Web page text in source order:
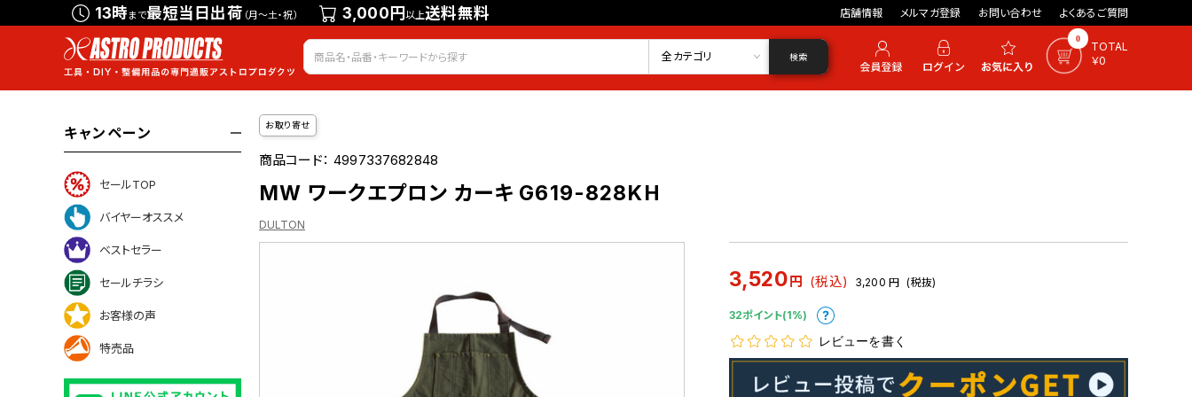
13時まで最短当日出荷 （月～土・祝） 3,000円以上送料無料 店舗情報 メルマガ登録 お問い合わせ よくあるご質問
会員登録 ログイン お気に入り 0
TOTAL
￥0
全カテゴリ 検索
キャンペーン
セールTOP
バイヤーオススメ
ベストセラー
セールチラシ
お客様の声
特売品
お取り寄せ
商品コード：4997337682848
MW ワークエプロン カーキ G619-828KH
DULTON
3,520円 (税込) 3,200 円 (税抜)
32ポイント(1%)
レビューを書く